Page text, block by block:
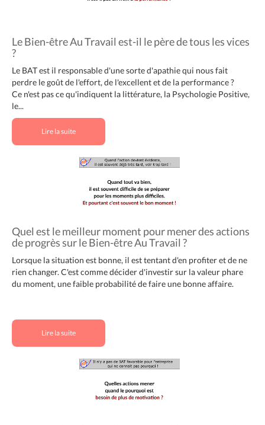
Le Bien-être Au Travail est-il le père de tous les vices
?
Le BAT est il responsable d'une sorte d'apathie qui nous fait
perdre le goût de l'effort, de l'excellent et de la performance ?
Ce n'est pas ce qu'indiquent la littérature, la Psychologie Positive,
le...
Lire la suite
Quel est le meilleur moment pour mener des actions
de progrès sur le Bien-être Au Travail ?
Lorsque la situation est bonne, il est tentant d'en profiter et de ne
rien changer. C'est comme décider d'investir sur la valeur phare
du moment, une faible probabilité de faire une bonne affaire.
Lire la suite